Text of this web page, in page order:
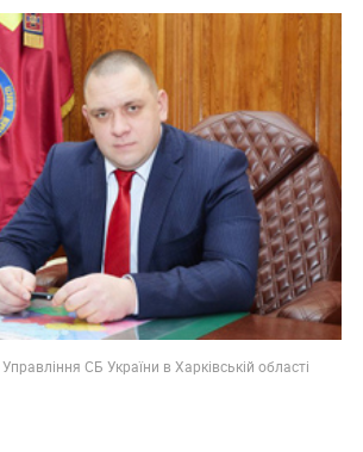
СБ України в Харківській області